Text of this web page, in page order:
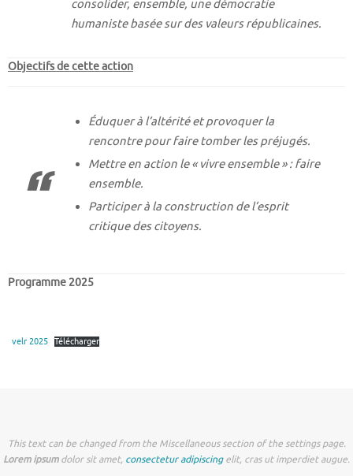
consolider, ensemble, une démocratie
humaniste basée sur des valeurs républicaines.
Objectifs de cette action
Éduquer à l’altérité et provoquer la
rencontre pour faire tomber les préjugés.
Mettre en action le « vivre ensemble » : faire
ensemble.
Participer à la construction de l’esprit
critique des citoyens.
Programme 2025
velr 2025 Télécharger
This text can be changed from the Miscellaneous section of the settings page.
Lorem ipsumdolor sit amet, consectetur adipiscingelit, cras ut imperdiet augue.